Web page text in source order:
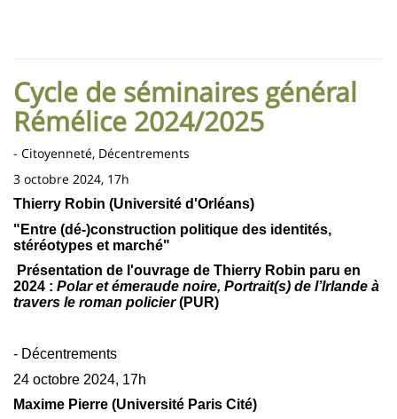
Cycle de séminaires général
Rémélice 2024/2025
- Citoyenneté, Décentrements
3 octobre 2024, 17h
Thierry Robin (Université d'Orléans)
"Entre (dé-)construction politique des identités,
stéréotypes et marché"
Présentation de l'ouvrage de Thierry Robin paru en
2024 : Polar et émeraude noire, Portrait(s) de l’Irlande à
travers le roman policier(PUR)
- Décentrements
24 octobre 2024, 17h
Maxime Pierre (Université Paris Cité)